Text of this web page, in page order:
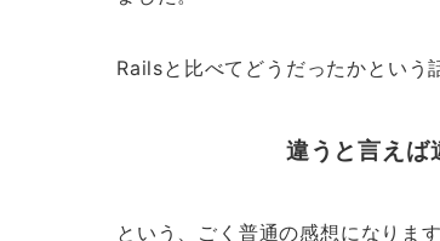
Railsと比べてどうだったかという
違うと言えば
という、ごく普通の感想になりま